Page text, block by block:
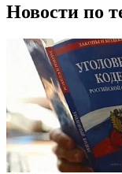
Новости по